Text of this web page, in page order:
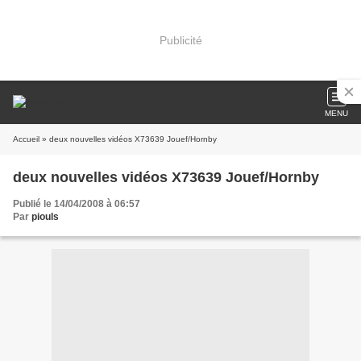
Publicité
MENU
Accueil » deux nouvelles vidéos X73639 Jouef/Hornby
deux nouvelles vidéos X73639 Jouef/Hornby
Publié le 14/04/2008 à 06:57
Par piouls